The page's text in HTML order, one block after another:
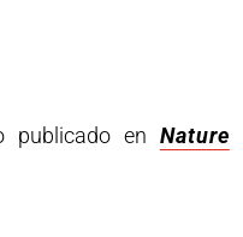
publicado en Nature